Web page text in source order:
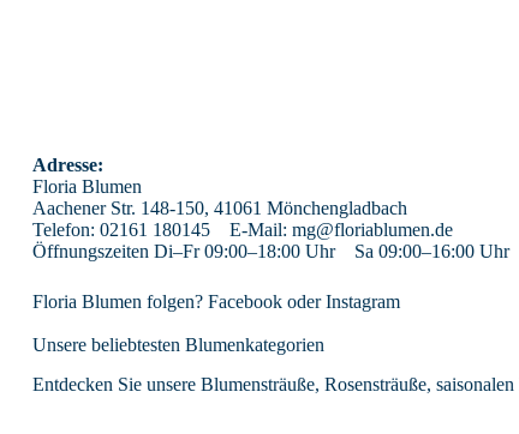
Adresse:
Floria Blumen
Aachener Str. 148-150, 41061 Mönchengladbach
Telefon: 02161 180145 E-Mail: mg@floriablumen.de
Öffnungszeiten Di–Fr 09:00–18:00 Uhr Sa 09:00–16:00 Uhr
Floria Blumen folgen? Facebook oderInstagram
Unsere beliebtesten Blumenkategorien
Entdecken Sie unsere Blumensträuße, Rosensträuße,